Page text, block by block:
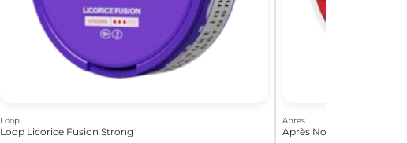
Loop
Loop Licorice Fusion Strong
Apres
Après No.8 Raspberry